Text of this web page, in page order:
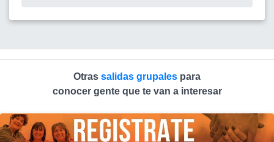
Otras salidas grupales para
conocer gente que te van a interesar